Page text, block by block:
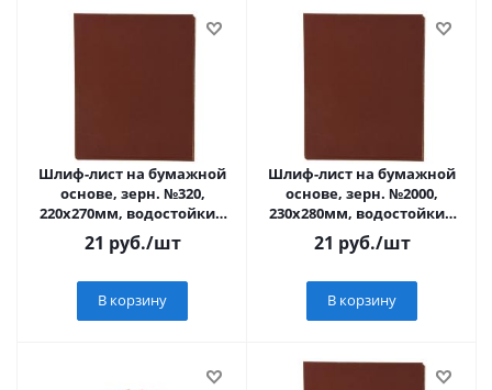
Шлиф-лист на бумажной
основе, зерн. №320,
220х270мм, водостойкий
"MATRIX"
21 руб./шт
В корзину
Шлиф-лист на бумажной
основе, зерн. №2000,
230х280мм, водостойкий
"MATRIX"
21 руб./шт
В корзину